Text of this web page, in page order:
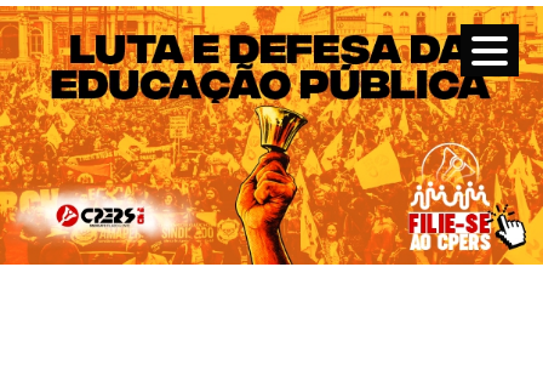
CPERS – Sindicato
CPERS – Sindicato dos Professores e Funcionários de escola
do Estado do Rio Grande do Sul